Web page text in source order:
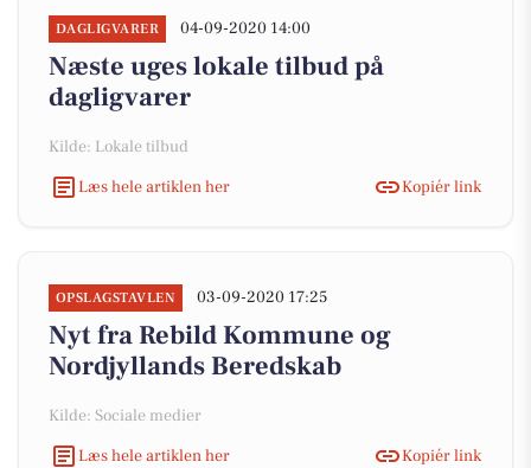
DAGLIGVARER 04-09-2020 14:00
Næste uges lokale tilbud på
dagligvarer
Kilde: Lokale tilbud
Læs hele artiklen her
Kopiér link
OPSLAGSTAVLEN 03-09-2020 17:25
Nyt fra Rebild Kommune og
Nordjyllands Beredskab
Kilde: Sociale medier
Læs hele artiklen her
Kopiér link